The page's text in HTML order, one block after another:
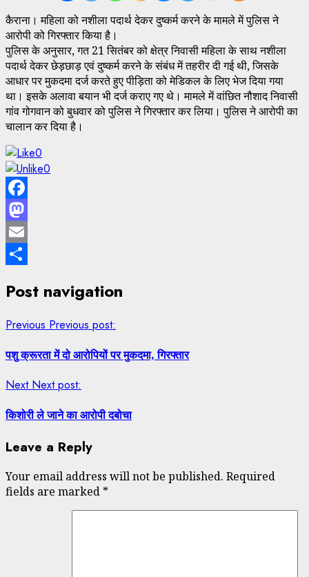
कैराना। महिला को नशीला पदार्थ देकर दुष्कर्म करने के मामले में पुलिस ने
आरोपी को गिरफ्तार किया है।
पुलिस के अनुसार, गत 21 सितंबर को क्षेत्र निवासी महिला के साथ नशीला
पदार्थ देकर छेड़छाड़ एवं दुष्कर्म करने के संबंध में तहरीर दी गई थी, जिसके
आधार पर मुकदमा दर्ज करते हुए पीड़िता को मेडिकल के लिए भेज दिया गया
था। इसके अलावा बयान भी दर्ज कराए गए थे। मामले में वांछित नौशाद निवासी
गांव गोगवान को बुधवार को पुलिस ने गिरफ्तार कर लिया। पुलिस ने आरोपी का
चालान कर दिया है।
0
0
Facebook
Mastodon
Email
Post navigation
Previous Previous post:
पशु क्रूरता में दो आरोपियों पर मुकदमा, गिरफ्तार
Next Next post:
किशोरी ले जाने का आरोपी दबोचा
Leave a Reply
Your email address will not be published. Required
fields are marked *